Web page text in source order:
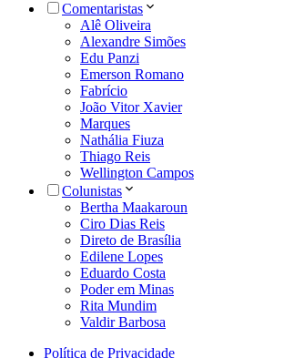
Comentaristas
Alê Oliveira
Alexandre Simões
Edu Panzi
Emerson Romano
Fabrício
João Vitor Xavier
Marques
Nathália Fiuza
Thiago Reis
Wellington Campos
Colunistas
Bertha Maakaroun
Ciro Dias Reis
Direto de Brasília
Edilene Lopes
Eduardo Costa
Poder em Minas
Rita Mundim
Valdir Barbosa
Política de Privacidade